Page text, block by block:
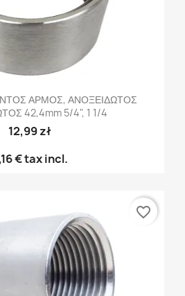
ΑΡΜΟΣ, ΑΝΟΞΕΙΔΩΤΟΣ
42,4mm 5/4", 1 1/4
12,99 zł
€tax incl.
favorite_border